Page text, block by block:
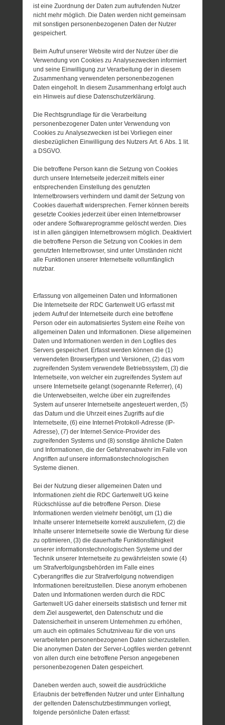
ist eine Zuordnung der Daten zum aufrufenden Nutzer
nicht mehr möglich. Die Daten werden nicht gemeinsam
mit sonstigen personenbezogenen Daten der Nutzer
gespeichert.
Beim Aufruf unserer Website wird der Nutzer über die
Verwendung von Cookies zu Analysezwecken informiert
und seine Einwilligung zur Verarbeitung der in diesem
Zusammenhang verwendeten personenbezogenen
Daten eingeholt. In diesem Zusammenhang erfolgt auch
ein Hinweis auf diese Datenschutzerklärung.
Die Rechtsgrundlage für die Verarbeitung
personenbezogener Daten unter Verwendung von
Cookies zu Analysezwecken ist bei Vorliegen einer
diesbezüglichen Einwilligung des Nutzers Art. 6 Abs. 1 lit.
a DSGVO.
Die betroffene Person kann die Setzung von Cookies
durch unsere Internetseite jederzeit mittels einer
entsprechenden Einstellung des genutzten
Internetbrowsers verhindern und damit der Setzung von
Cookies dauerhaft widersprechen. Ferner können bereits
gesetzte Cookies jederzeit über einen Internetbrowser
oder andere Softwareprogramme gelöscht werden. Dies
ist in allen gängigen Internetbrowsern möglich. Deaktiviert
die betroffene Person die Setzung von Cookies in dem
genutzten Internetbrowser, sind unter Umständen nicht
alle Funktionen unserer Internetseite vollumfänglich
nutzbar.
Erfassung von allgemeinen Daten und Informationen
Die Internetseite der RDC Gartenwelt UG erfasst mit
jedem Aufruf der Internetseite durch eine betroffene
Person oder ein automatisiertes System eine Reihe von
allgemeinen Daten und Informationen. Diese allgemeinen
Daten und Informationen werden in den Logfiles des
Servers gespeichert. Erfasst werden können die (1)
verwendeten Browsertypen und Versionen, (2) das vom
zugreifenden System verwendete Betriebssystem, (3) die
Internetseite, von welcher ein zugreifendes System auf
unsere Internetseite gelangt (sogenannte Referrer), (4)
die Unterwebseiten, welche über ein zugreifendes
System auf unserer Internetseite angesteuert werden, (5)
das Datum und die Uhrzeit eines Zugriffs auf die
Internetseite, (6) eine Internet-Protokoll-Adresse (IP-
Adresse), (7) der Internet-Service-Provider des
zugreifenden Systems und (8) sonstige ähnliche Daten
und Informationen, die der Gefahrenabwehr im Falle von
Angriffen auf unsere informationstechnologischen
Systeme dienen.
Bei der Nutzung dieser allgemeinen Daten und
Informationen zieht die RDC Gartenwelt UG keine
Rückschlüsse auf die betroffene Person. Diese
Informationen werden vielmehr benötigt, um (1) die
Inhalte unserer Internetseite korrekt auszuliefern, (2) die
Inhalte unserer Internetseite sowie die Werbung für diese
zu optimieren, (3) die dauerhafte Funktionsfähigkeit
unserer informationstechnologischen Systeme und der
Technik unserer Internetseite zu gewährleisten sowie (4)
um Strafverfolgungsbehörden im Falle eines
Cyberangriffes die zur Strafverfolgung notwendigen
Informationen bereitzustellen. Diese anonym erhobenen
Daten und Informationen werden durch die RDC
Gartenwelt UG daher einerseits statistisch und ferner mit
dem Ziel ausgewertet, den Datenschutz und die
Datensicherheit in unserem Unternehmen zu erhöhen,
um auch ein optimales Schutzniveau für die von uns
verarbeiteten personenbezogenen Daten sicherzustellen.
Die anonymen Daten der Server-Logfiles werden getrennt
von allen durch eine betroffene Person angegebenen
personenbezogenen Daten gespeichert.
Daneben werden auch, soweit die ausdrückliche
Erlaubnis der betreffenden Nutzer und unter Einhaltung
der geltenden Datenschutzbestimmungen vorliegt,
folgende persönliche Daten erfasst: